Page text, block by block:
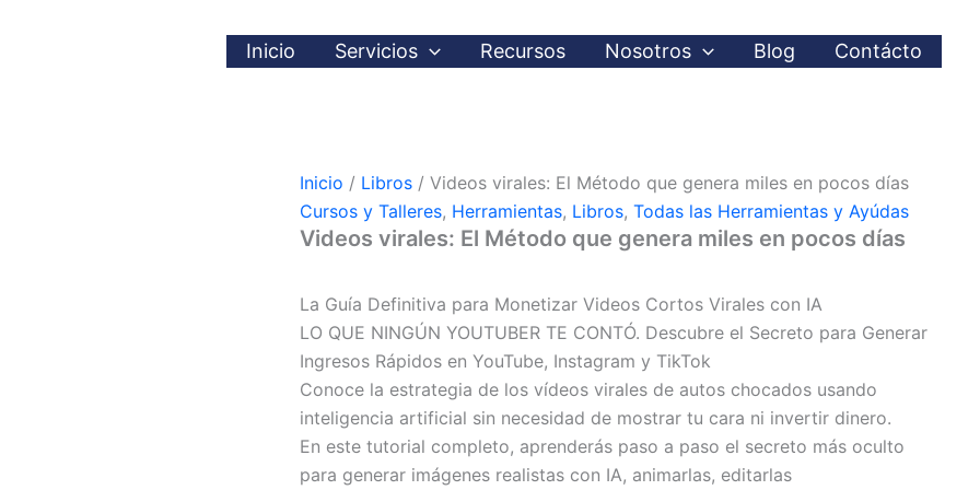
Inicio Servicios Recursos Nosotros Blog Contácto
Inicio / Libros / Videos virales: El Método que genera miles en pocos días
Cursos y Talleres, Herramientas, Libros, Todas las Herramientas y Ayúdas
Videos virales: El Método que genera miles en pocos días
La Guía Definitiva para Monetizar Videos Cortos Virales con IA
LO QUE NINGÚN YOUTUBER TE CONTÓ. Descubre el Secreto para Generar
Ingresos Rápidos en YouTube, Instagram y TikTok
Conoce la estrategia de los vídeos virales de autos chocados usando
inteligencia artificial sin necesidad de mostrar tu cara ni invertir dinero.
En este tutorial completo, aprenderás paso a paso el secreto más oculto
para generar imágenes realistas con IA, animarlas, editarlas